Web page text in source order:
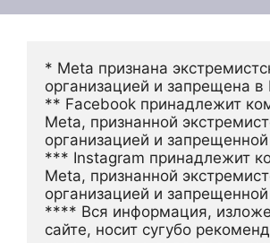
* Meta признана
организацией и запрещена
** Facebook принадлежит
Meta, признанной
организацией и
*** Instagram принадлежит
Meta, признанной
организацией и
**** Вся информация,
сайте, носит сугубо